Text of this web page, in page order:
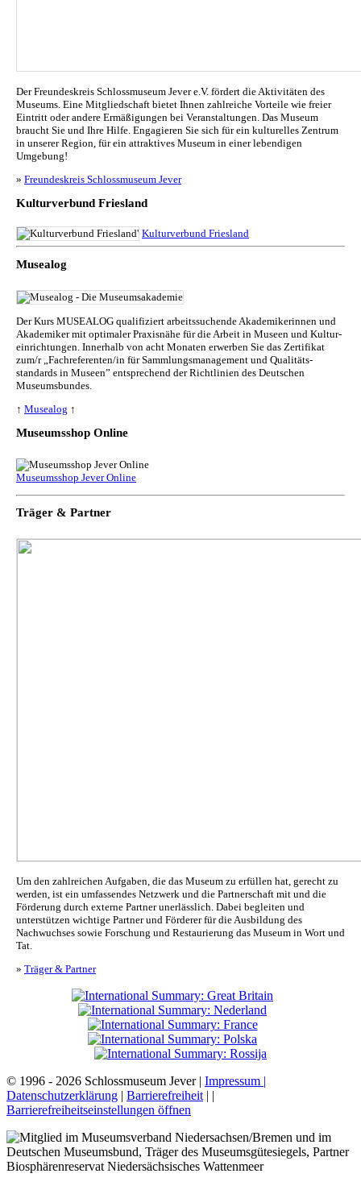
Der Freundeskreis Schlossmuseum Jever e.V. fördert die Aktivitäten des
Museums. Eine Mitgliedschaft bietet Ihnen zahlreiche Vorteile wie freier
Eintritt oder andere Ermäßigungen bei Veranstaltungen. Das Museum
braucht Sie und Ihre Hilfe. Engagieren Sie sich für ein kulturelles Zentrum
in unserer Region, für ein attraktives Museum in einer lebendigen
Umgebung!
» Freundeskreis Schlossmuseum Jever
Kulturverbund Friesland
Kulturverbund Friesland
Musealog
Der Kurs MUSEALOG qualifiziert arbeitssuchende Akademikerinnen und
Akademiker mit optimaler Praxisnähe für die Arbeit in Museen und Kul­tur­
ein­rich­tun­gen. Innerhalb von acht Monaten erwerben Sie das Zertifikat
zum/r „Fachreferenten/in für Sammlungs­management und Qualitäts­
standards in Museen” entsprechend der Richtlinien des Deutschen
Museumsbundes.
↑ Musealog ↑
Museumsshop Online
Museumsshop Jever Online
Träger & Partner
Um den zahlreichen Aufgaben, die das Museum zu erfüllen hat, gerecht zu
werden, ist ein umfassendes Netzwerk und die Partnerschaft mit und die
Förderung durch externe Partner unerlässlich. Dabei begleiten und
unterstützen wichtige Partner und Förderer für die Ausbildung des
Nachwuchses sowie Forschung und Restaurierung das Museum in Wort und
Tat.
» Träger & Partner
© 1996 - 2026 Schlossmuseum Jever | Impressum |
Datenschutzerklärung | Barrierefreiheit | |
Barrierefreiheitseinstellungen öffnen